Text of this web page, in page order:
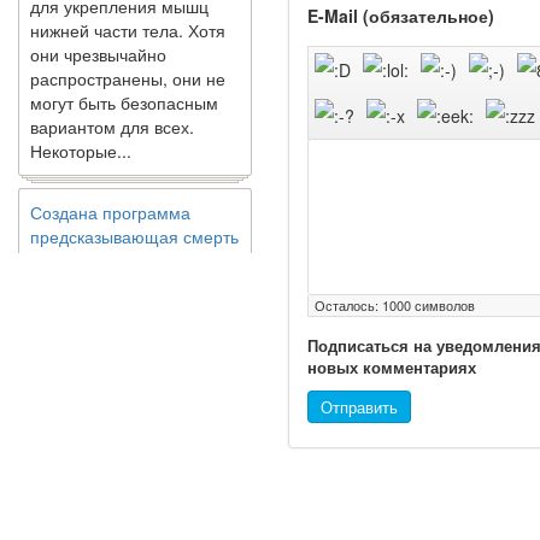
нижней части тела. Хотя
они чрезвычайно
распространены, они не
могут быть безопасным
вариантом для всех.
Некоторые...
Создана программа
предсказывающая смерть
человека с точностью
E-Mail (обязательное)
Осталось: 1000символов
Подписаться на
новых комментариях
Отправить